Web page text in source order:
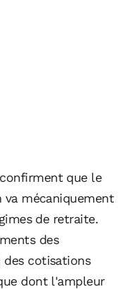
que le
mécaniquement
de retraite.
des
des cotisations
dont l'ampleur